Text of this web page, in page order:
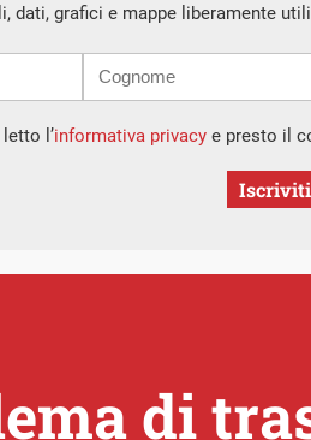
dati, grafici e mappe liberamente
l’informativa privacye presto il
Iscriviti
di